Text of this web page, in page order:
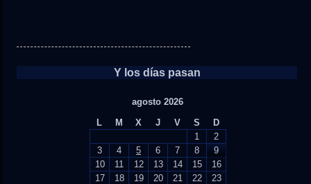
Y los días pasan
agosto 2026
L
M X J V S
D
1
2
3
4 5 6 7 8
9
10
11 12 13 14 15
16
17
18 19 20 21 22
23